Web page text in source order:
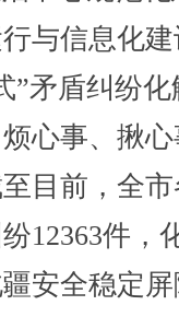
与信息化
”矛盾纠纷化
心事、揪
目前，全
12363件，
安全稳定